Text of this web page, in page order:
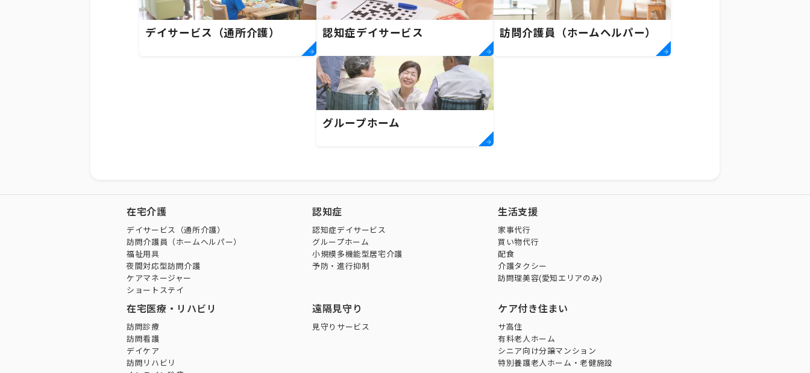
デイサービス（通所介護） 認知症デイサービス 訪問介護員（ホームヘルパー）
グループホーム
在宅介護
デイサービス（通所介護）
訪問介護員（ホームヘルパー）
福祉用具
夜間対応型訪問介護
ケアマネージャー
ショートステイ
認知症
認知症デイサービス
グループホーム
小規模多機能型居宅介護
予防・進行抑制
生活支援
家事代行
買い物代行
配食
介護タクシー
訪問理美容(愛知エリアのみ)
在宅医療・リハビリ
訪問診療
訪問看護
デイケア
訪問リハビリ
遠隔見守り
見守りサービス
ケア付き住まい
サ高住
有料老人ホーム
シニア向け分譲マンション
特別養護老人ホーム・老健施設